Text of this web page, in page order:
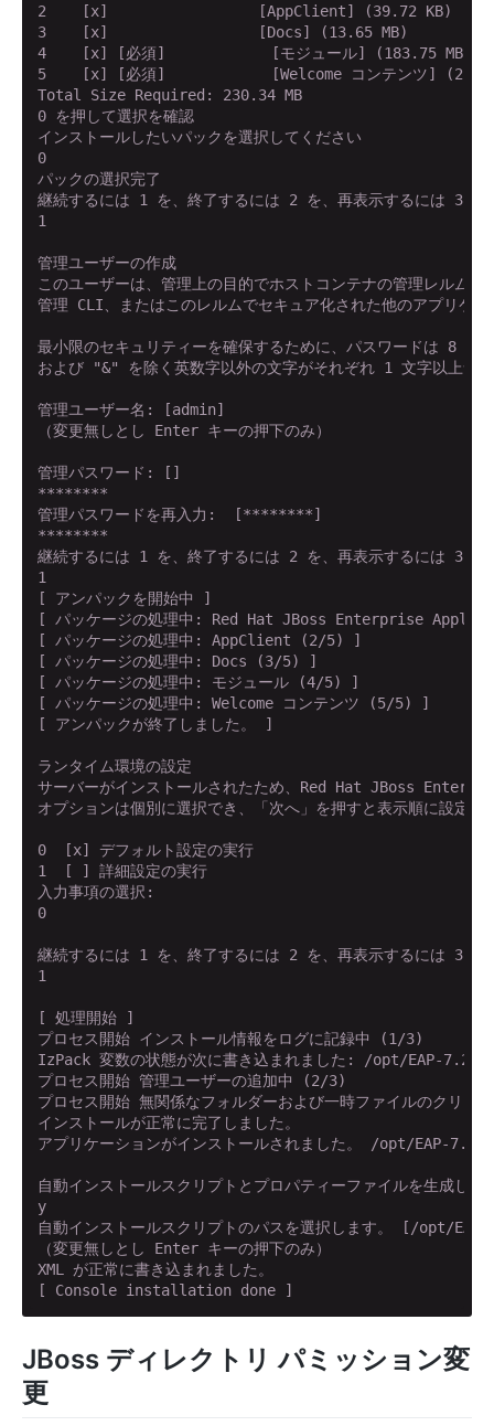
2    [x]                 [AppClient] (39.72 KB)
3    [x]                 [Docs] (13.65 MB)
4    [x] [必須]            [モジュール] (183.75 MB)
5    [x] [必須]            [Welcome コンテンツ] (2.16
Total Size Required: 230.34 MB
0 を押して選択を確認
インストールしたいパックを選択してください
0
パックの選択完了
継続するには 1 を、終了するには 2 を、再表示するには 3 を
1
管理ユーザーの作成
このユーザーは、管理上の目的でホストコンテナの管理レルム
管理 CLI、またはこのレルムでセキュア化された他のアプリケ
最小限のセキュリティーを確保するために、パスワードは 8 文
および "&" を除く英数字以外の文字がそれぞれ 1 文字以上含
管理ユーザー名: [admin]
（変更無しとし Enter キーの押下のみ）
管理パスワード: []
********
管理パスワードを再入力:  [********]
********
継続するには 1 を、終了するには 2 を、再表示するには 3 を
1
[ アンパックを開始中 ]
[ パッケージの処理中: Red Hat JBoss Enterprise
[ パッケージの処理中: AppClient (2/5) ]
[ パッケージの処理中: Docs (3/5) ]
[ パッケージの処理中: モジュール (4/5) ]
[ パッケージの処理中: Welcome コンテンツ (5/5) ]
[ アンパックが終了しました。 ]
ランタイム環境の設定
サーバーがインストールされたため、Red Hat JBoss
オプションは個別に選択でき、「次へ」を押すと表示順に設定さ
0  [x] デフォルト設定の実行
1  [ ] 詳細設定の実行
入力事項の選択:
0
継続するには 1 を、終了するには 2 を、再表示するには 3 を
1
[ 処理開始 ]
プロセス開始 インストール情報をログに記録中 (1/3)
IzPack 変数の状態が次に書き込まれました: /opt/
プロセス開始 管理ユーザーの追加中 (2/3)
プロセス開始 無関係なフォルダーおよび一時ファイルのクリ
インストールが正常に完了しました。
アプリケーションがインストールされました。 /opt/EAP-7.2.0
自動インストールスクリプトとプロパティーファイルを生成
y
自動インストールスクリプトのパスを選択します。 [/opt/
（変更無しとし Enter キーの押下のみ）
XML が正常に書き込まれました。
[ Console installation done ]
JBoss ディレクトリ パミッション変
更